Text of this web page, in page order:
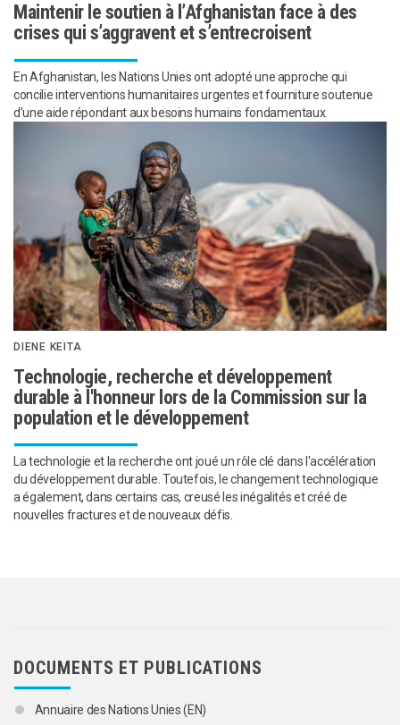
Maintenir le soutien à l’Afghanistan face à des
crises qui s’aggravent et s’entrecroisent
En Afghanistan, les Nations Unies ont adopté une approche qui
concilie interventions humanitaires urgentes et fourniture soutenue
d'une aide répondant aux besoins humains fondamentaux.
DIENE KEITA
Technologie, recherche et développement
durable à l'honneur lors de la Commission sur la
population et le développement
La technologie et la recherche ont joué un rôle clé dans l'accélération
du développement durable. Toutefois, le changement technologique
a également, dans certains cas, creusé les inégalités et créé de
nouvelles fractures et de nouveaux défis.
DOCUMENTS ET PUBLICATIONS
Annuaire des Nations Unies (EN)